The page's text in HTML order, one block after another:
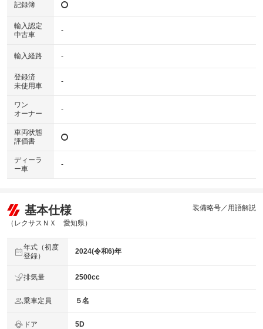
記録簿
輸入認定
中古車
-
輸入経路 -
登録済
未使用車
-
ワン
オーナー
-
車両状態
評価書
ディーラ
ー車
-
基本仕様
（レクサスＮＸ 愛知県）
装備略号／用語解説
年式（初度
登録）
2024(令和6)年
排気量 2500cc
乗車定員 ５名
ドア 5D